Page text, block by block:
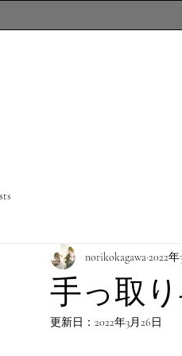
手っ取
norikokagawa2022
更新日： 2022年3月26日